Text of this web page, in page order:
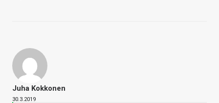
Juha Kokkonen
30.3.2019